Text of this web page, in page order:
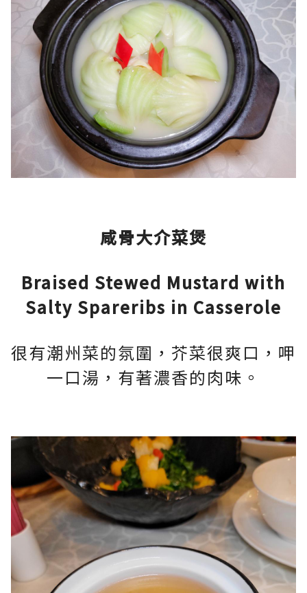
咸骨大介菜煲
Braised Stewed Mustard with
Salty Spareribs in Casserole
很有潮州菜的氛圍，芥菜很爽口，呷
一口湯，有著濃香的肉味。